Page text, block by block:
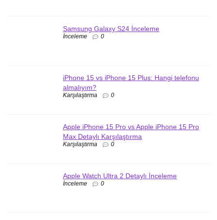
Samsung Galaxy S24 İnceleme
İnceleme 0
iPhone 15 vs iPhone 15 Plus: Hangi telefonu
almalıyım?
Karşılaştırma 0
Apple iPhone 15 Pro vs Apple iPhone 15 Pro
Max Detaylı Karşılaştırma
Karşılaştırma 0
Apple Watch Ultra 2 Detaylı İnceleme
İnceleme 0